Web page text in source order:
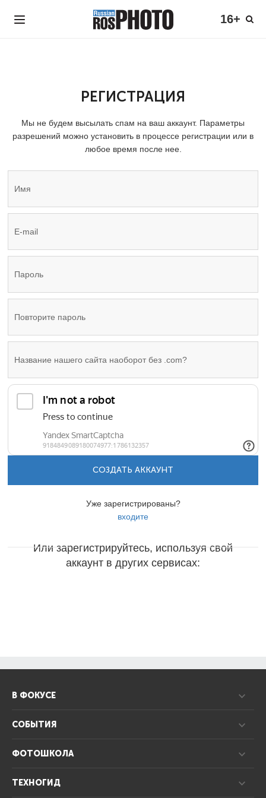
16+
РЕГИСТРАЦИЯ
Мы не будем высылать спам на ваш аккаунт. Параметры
разрешений можно установить в процессе регистрации или в
любое время после нее.
СОЗДАТЬ АККАУНТ
Уже зарегистрированы?
входите
Или зарегистрируйтесь, используя свой
аккаунт в других сервисах:
В ФОКУСЕ
СОБЫТИЯ
ФОТОШКОЛА
ТЕХНОГИД